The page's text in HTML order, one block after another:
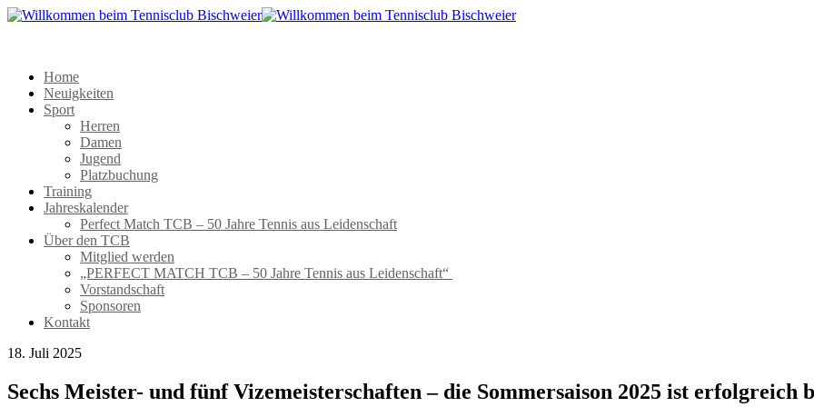
Home
Neuigkeiten
Sport
Herren
Damen
Jugend
Platzbuchung
Training
Jahreskalender
Perfect Match TCB – 50 Jahre Tennis aus Leidenschaft
Über den TCB
Mitglied werden
„PERFECT MATCH TCB – 50 Jahre Tennis aus Leidenschaft“
Vorstandschaft
Sponsoren
Kontakt
18. Juli 2025
Sechs Meister- und fünf Vizemeisterschaften – die Sommersaison 2025 ist erfolgreich